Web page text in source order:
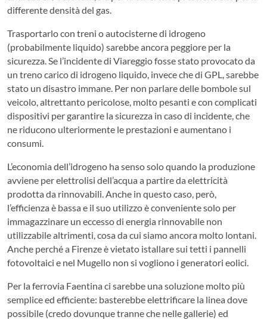
differente densità del gas.
Trasportarlo con treni o autocisterne di idrogeno
(probabilmente liquido) sarebbe ancora peggiore per la
sicurezza. Se l’incidente di Viareggio fosse stato provocato da
un treno carico di idrogeno liquido, invece che di GPL, sarebbe
stato un disastro immane. Per non parlare delle bombole sul
veicolo, altrettanto pericolose, molto pesanti e con complicati
dispositivi per garantire la sicurezza in caso di incidente, che
ne riducono ulteriormente le prestazioni e aumentano i
consumi.
L’economia dell’idrogeno ha senso solo quando la produzione
avviene per elettrolisi dell’acqua a partire da elettricità
prodotta da rinnovabili. Anche in questo caso, però,
l’efficienza è bassa e il suo utilizzo è conveniente solo per
immagazzinare un eccesso di energia rinnovabile non
utilizzabile altrimenti, cosa da cui siamo ancora molto lontani.
Anche perché a Firenze è vietato istallare sui tetti i pannelli
fotovoltaici e nel Mugello non si vogliono i generatori eolici.
Per la ferrovia Faentina ci sarebbe una soluzione molto più
semplice ed efficiente: basterebbe elettrificare la linea dove
possibile (credo dovunque tranne che nelle gallerie) ed